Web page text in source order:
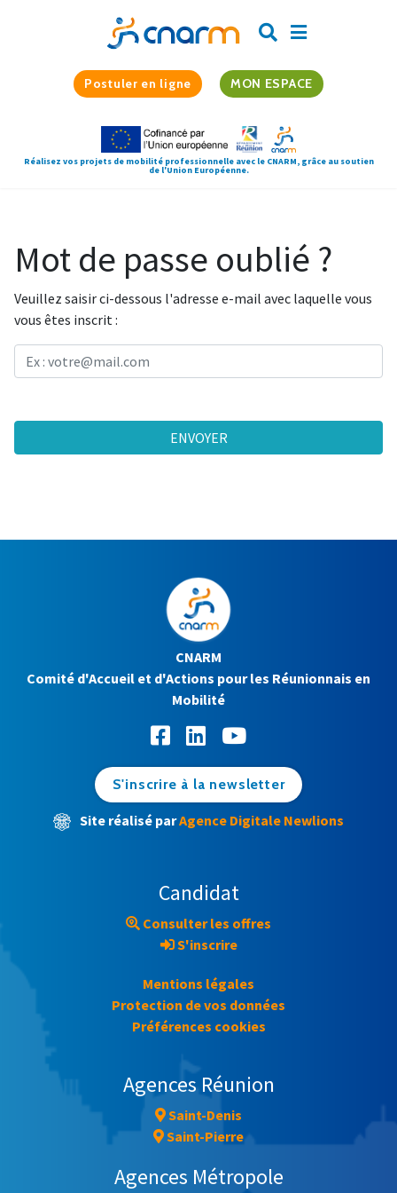
Postuler en ligne MON ESPACE
Réalisez vos projets de mobilité professionnelle avec le CNARM, grâce au soutien
de l'Union Européenne.
Mot de passe oublié ?
Veuillez saisir ci-dessous l'adresse e-mail avec laquelle vous
vous êtes inscrit :
ENVOYER
Agences Réunion
Saint-Denis
Saint-Pierre
Agences Métropole
CNARM
Comité d'Accueil et d'Actions pour les Réunionnais en
Mobilité
S'inscrire à la newsletter
Site réalisé parAgence Digitale Newlions
Candidat
Consulter les offres
S'inscrire
Mentions légales
Protection de vos données
Préférences cookies